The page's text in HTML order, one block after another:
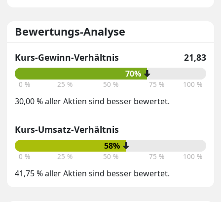
Bewertungs-Analyse
Kurs-Gewinn-Verhältnis 21,83
70%
0 % 25 % 50 % 75 % 100 %
30,00 % aller Aktien sind besser bewertet.
Kurs-Umsatz-Verhältnis
58%
0 % 25 % 50 % 75 % 100 %
41,75 % aller Aktien sind besser bewertet.